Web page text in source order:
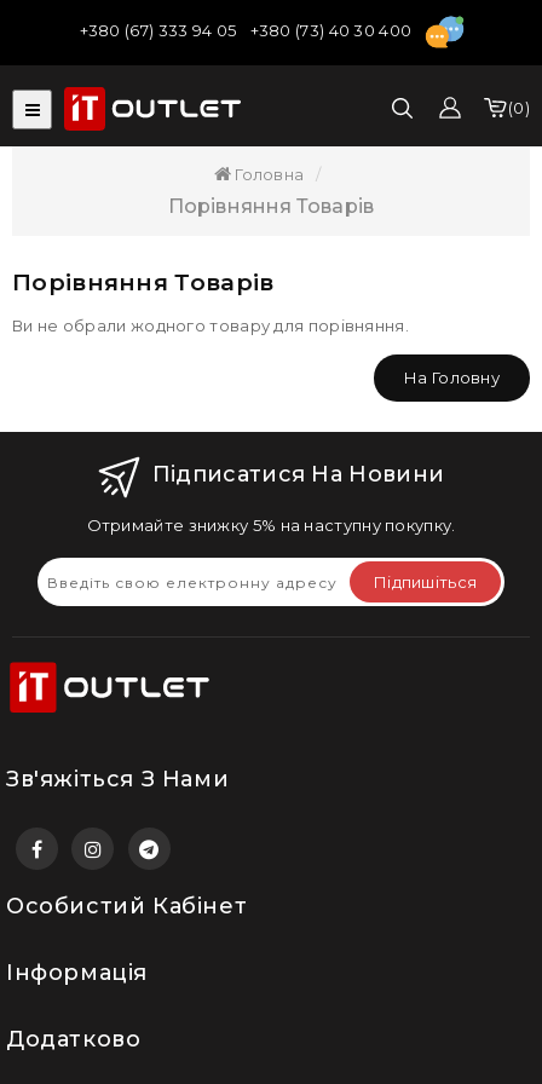
+380 (67) 333 94 05 +380 (73) 40 30 400
0
Головна
Порівняння Товарів
Порівняння Товарів
Ви не обрали жодного товару для порівняння.
На Головну
Підписатися На Новини
Отримайте знижку 5% на наступну покупку.
Підпишіться
Зв'яжіться З Нами
Особистий Кабінет
Інформація
Додатково